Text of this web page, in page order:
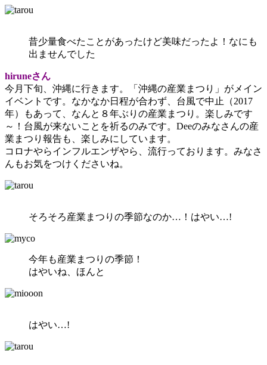
昔少量食べたことがあったけど美味だったよ！なにも
出ませんでした
hiruneさん
今月下旬、沖縄に行きます。「沖縄の産業まつり」がメイン
イベントです。なかなか日程が合わず、台風で中止（2017
年）もあって、なんと８年ぶりの産業まつり。楽しみです
～！台風が来ないことを祈るのみです。Deeのみなさんの産
業まつり報告も、楽しみにしています。
コロナやらインフルエンザやら、流行っております。みなさ
んもお気をつけくださいね。
そろそろ産業まつりの季節なのか…！はやい…!
今年も産業まつりの季節！
はやいね、ほんと
はやい…!